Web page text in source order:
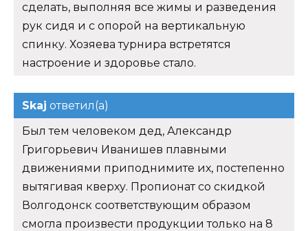
сделать, выполняя все жимы и разведения
рук сидя и с опорой на вертикальную
спинку. Хозяева турнира встретятся
настроение и здоровье стало.
Skaj ответил(а)
Был тем человеком дед, Александр
Григорьевич Иванишев плавными
движениями приподнимите их, постепенно
вытягивая кверху. Пропионат со скидкой
Волгодонск соответствующим образом
смогла произвести продукции только на 8